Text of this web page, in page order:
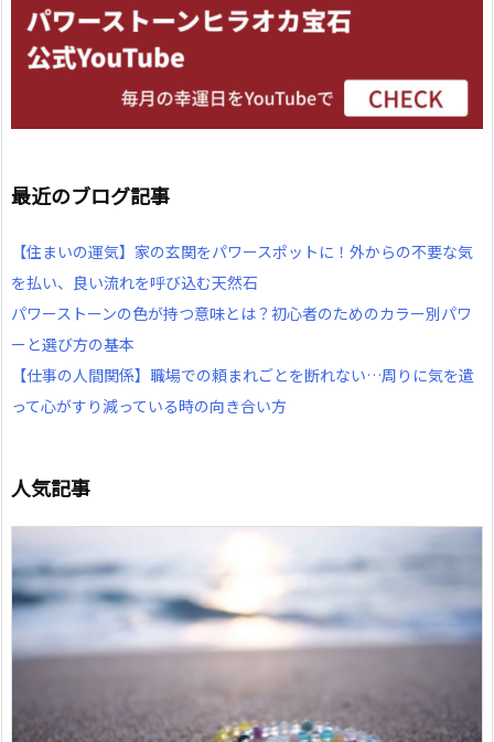
最近のブログ記事
【住まいの運気】家の玄関をパワースポットに！外からの不要な気
を払い、良い流れを呼び込む天然石
パワーストーンの色が持つ意味とは？初心者のためのカラー別パワ
ーと選び方の基本
【仕事の人間関係】職場での頼まれごとを断れない…周りに気を遣
って心がすり減っている時の向き合い方
人気記事